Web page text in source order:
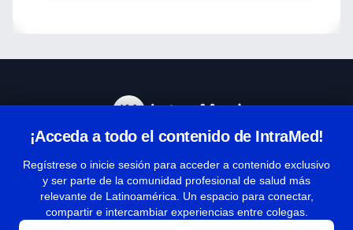
¡Acceda a todo el contenido de IntraMed!
Regístrese o inicie sesión para acceder a contenido exclusivo
y ser parte de la comunidad profesional de salud más
relevante de Latinoamérica. Un espacio para conectar,
compartir e intercambiar experiencias entre colegas.
Términos y condiciones
| Políticas de privacidad